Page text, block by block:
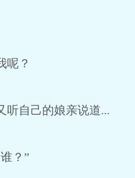
呢？
自己的娘亲说道...
？”